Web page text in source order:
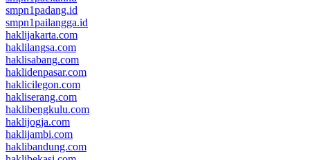
smpn1padang.id
smpn1pailangga.id
haklijakarta.com
haklilangsa.com
haklisabang.com
haklidenpasar.com
haklicilegon.com
hakliserang.com
haklibengkulu.com
haklijogja.com
haklijambi.com
haklibandung.com